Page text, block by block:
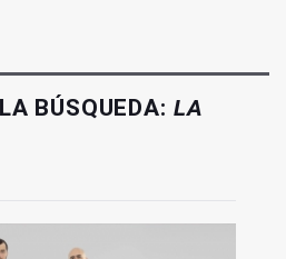
BÚSQUEDA: LA